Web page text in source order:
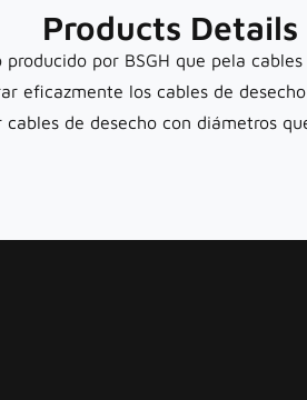
Products Details
por BSGH que pela
eficazmente los cables de
de desecho con diámetros